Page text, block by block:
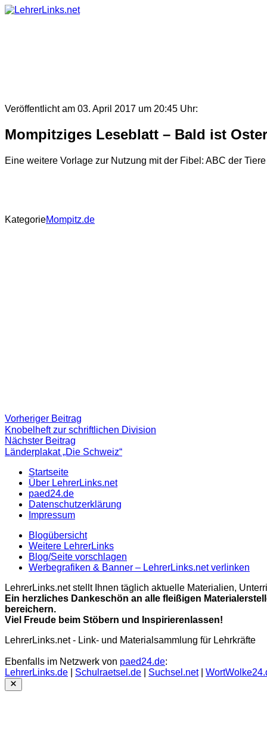
Skip
Veröffentlicht am 03. April 2017 um 20:45 Uhr:
Mompitziges Leseblatt – Bald ist
Eine weitere Vorlage zur Nutzung mit der Fibel: ABC der
KategorieMompitz.de
Beitragsnavigation
Vorheriger Beitrag
Beitrag:
Knobelheft zur schriftlichen Division
Nächster Beitrag
Beitrag
Länderplakat „Die Schweiz“
Startseite
Über LehrerLinks.net
paed24.de
Datenschutzerklärung
Impressum
Blogübersicht
Weitere LehrerLinks
Blog/Seite vorschlagen
Werbegrafiken & Banner – LehrerLinks.net verlinken
LehrerLinks.net stellt Ihnen täglich aktuelle Materialien,
Ein herzliches Dankeschön an alle fleißigen
bereichern.
Viel Freude beim Stöbern und Inspirierenlassen!
LehrerLinks.net - Link- und Materialsammlung für Lehrkräfte
Ebenfalls im Netzwerk von paed24.de:
LehrerLinks.de
Schulraetsel.de Suchsel.net|
Close